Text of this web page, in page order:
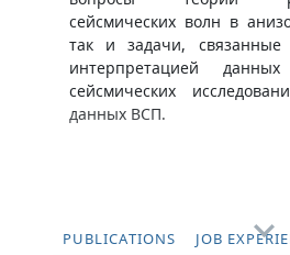
сейсмических волн в
так и задачи,
интерпретацией данных
сейсмических
данных ВСП.
PUBLICATIONS JOB